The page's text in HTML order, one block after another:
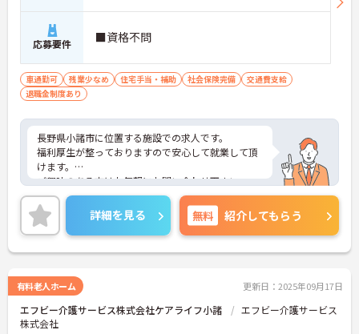
応募要件 ■資格不問
車通勤可 残業少なめ 住宅手当・補助 社会保険完備
交通費支給
退職金制度あり
長野県小諸市に位置する施設での求人です。
福利厚生が整っておりますので安心して就業して頂
けます。
ご興味のある方はお気軽にお問い合わせ下さい。
詳細を見る 無料 紹介してもらう
有料老人ホーム 更新日：2025年09月17日
エフビー介護サービス株式会社ケアライフ小諸
エフビー介護サービス
株式会社